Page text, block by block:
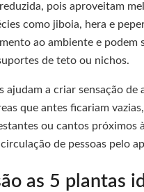
pois aproveitam
como jiboia, hera e
ao ambiente e podem
de teto ou nichos.
ajudam a criar sensação de
que antes ficariam
ou cantos próximos
de pessoas pelo
as 5 plantas